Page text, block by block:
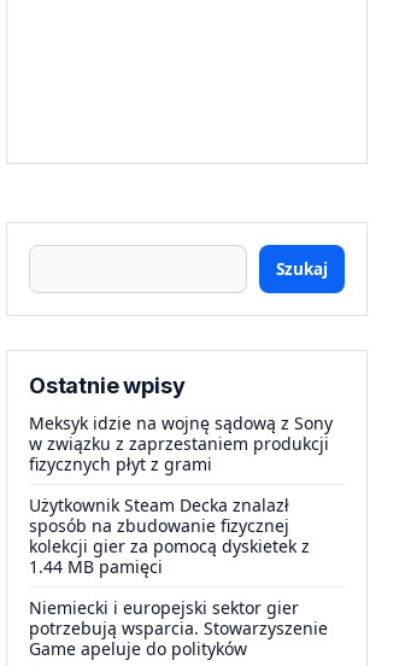
Szukaj
Ostatnie wpisy
Meksyk idzie na wojnę sądową z Sony
w związku z zaprzestaniem produkcji
fizycznych płyt z grami
Użytkownik Steam Decka znalazł
sposób na zbudowanie fizycznej
kolekcji gier za pomocą dyskietek z
1.44 MB pamięci
Niemiecki i europejski sektor gier
potrzebują wsparcia. Stowarzyszenie
Game apeluje do polityków